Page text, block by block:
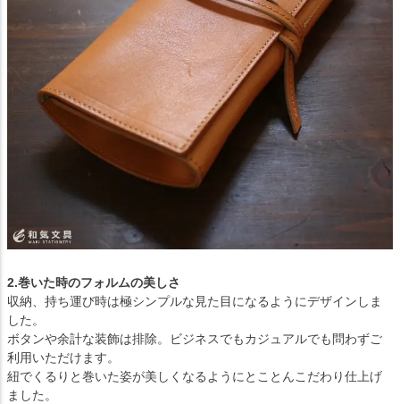
2.巻いた時のフォルムの美しさ
収納、持ち運び時は極シンプルな見た目になるようにデザインしま
した。
ボタンや余計な装飾は排除。ビジネスでもカジュアルでも問わずご
利用いただけます。
紐でくるりと巻いた姿が美しくなるようにとことんこだわり仕上げ
ました。